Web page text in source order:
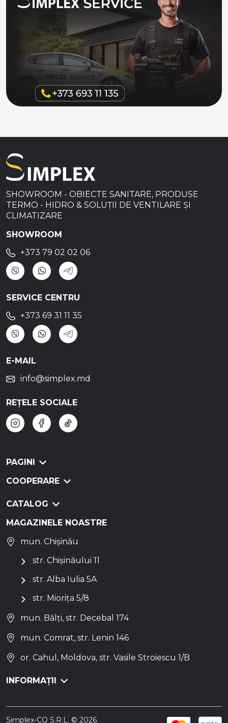
SHOWROOM - OBIECTE SANITARE, PRODUSE
TERMO - HIDRO & SOLUȚII DE VENTILARE ȘI
CLIMATIZARE
SHOWROOM
+373 79 02 02 06
SERVICE CENTRU
+373 69 31 11 35
E-MAIL
info@simplex.md
REȚELE SOCIALE
PAGINI
COOPERARE
CATALOG
MAGAZINELE NOASTRE
mun. Chișinău
str. Chișinăului 11
str. Alba Iulia 5A
str. Miorița 5/8
mun. Bălți, str. Decebal 174
mun. Comrat, str. Lenin 146
or. Cahul, Moldova, str. Vasile Stroiescu 1/B
INFORMAȚII
Simplex-CO S.R.L. © 2026.